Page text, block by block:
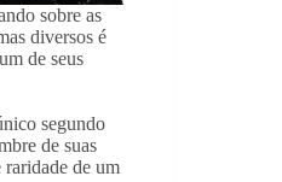
sobre as
diversos é
de seus
segundo
de suas
de um